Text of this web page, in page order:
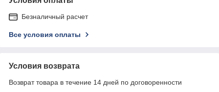
Безналичный расчет
Все условия оплаты
Условия возврата
Возврат товара в течение 14 дней по договоренности